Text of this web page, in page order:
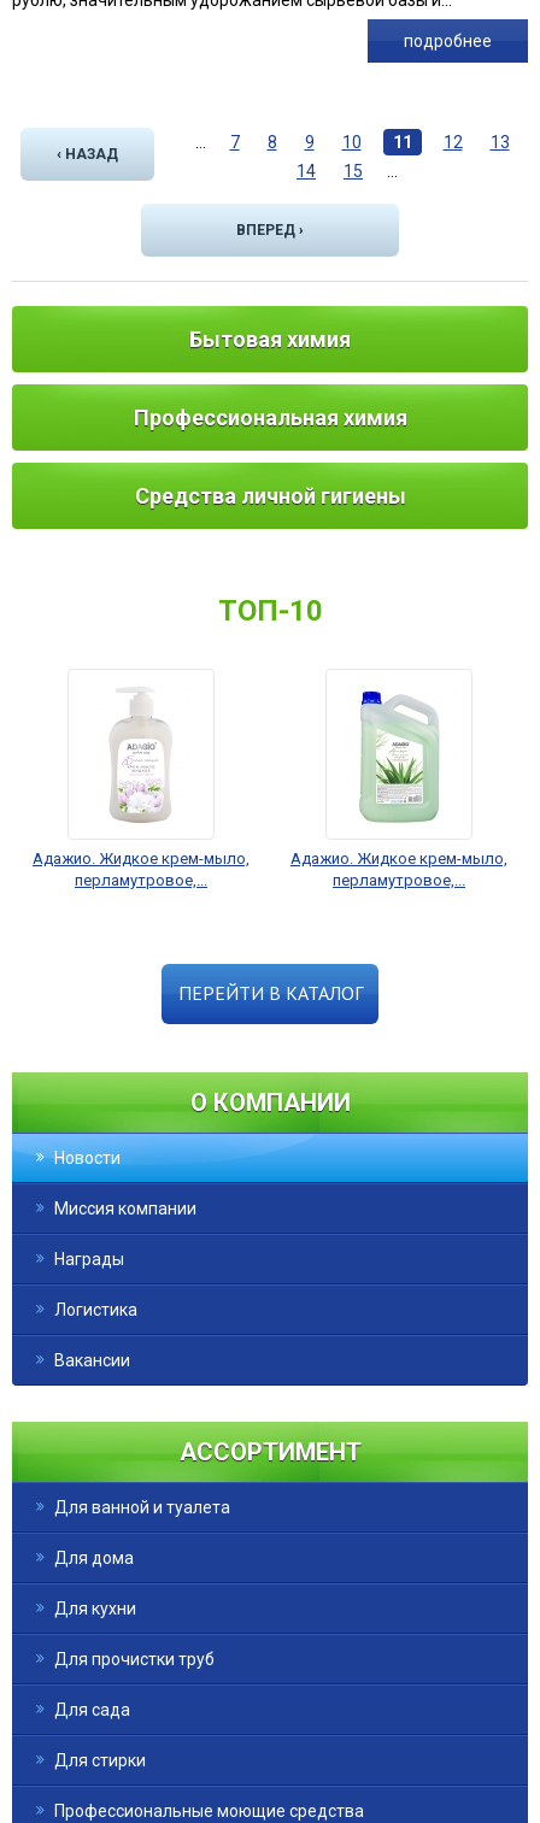
подробнее
н
ц
‹ НАЗАД
7 8 9 10 11 12
13
14
15
ВПЕРЕД ›
Бытовая химия
Профессиональная химия
Средства личной гигиены
ТОП-10
Адажио. Жидкое крем-мыло,
перламутровое,...
Адажио. Жидкое крем-мыло,
перламутровое,...
ПЕРЕЙТИ В КАТАЛОГ
О КОМПАНИИ
Новости
Миссия компании
Награды
Логистика
Вакансии
АССОРТИМЕНТ
Для ванной и туалета
Для дома
Для кухни
Для прочистки труб
Для сада
Для стирки
Профессиональные моющие средства